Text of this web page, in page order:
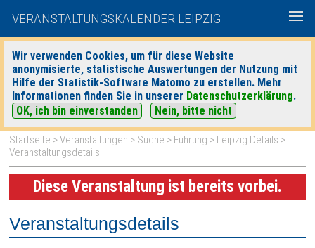
VERANSTALTUNGSKALENDER LEIPZIG
Wir verwenden Cookies, um für diese Website
anonymisierte, statistische Auswertungen der Nutzung mit
Hilfe der Statistik-Software Matomo zu erstellen. Mehr
Informationen finden Sie in unserer Datenschutzerklärung.
OK, ich bin einverstanden
Nein, bitte nicht
heute|morgen| Detaillierte Suche
Startseite >Veranstaltungen > Suche > Führung > Leipzig Details >
Veranstaltungsdetails
Diese Veranstaltung ist bereits vorbei.
Veranstaltungsdetails